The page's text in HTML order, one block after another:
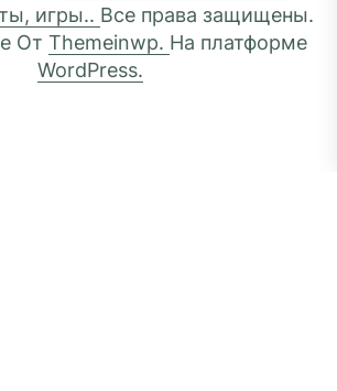
игры.. Все права защищены.
От Themeinwp. На платформе
WordPress.